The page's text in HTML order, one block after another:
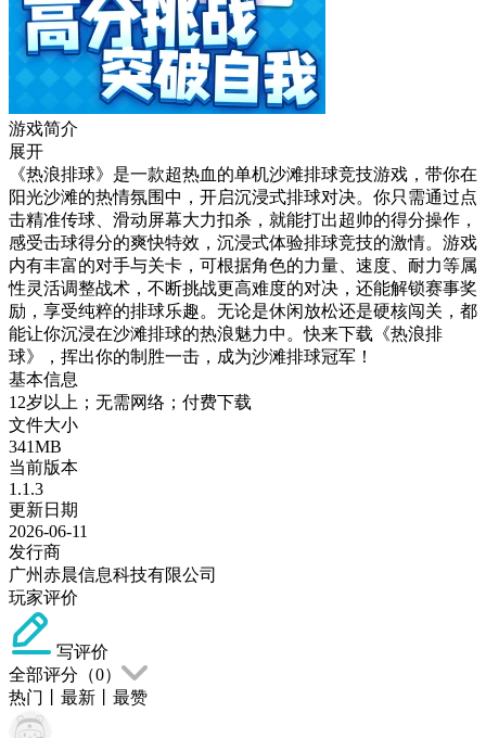
游戏简介
展开
《热浪排球》是一款超热血的单机沙滩排球竞技游戏，带你在
阳光沙滩的热情氛围中，开启沉浸式排球对决。你只需通过点
击精准传球、滑动屏幕大力扣杀，就能打出超帅的得分操作，
感受击球得分的爽快特效，沉浸式体验排球竞技的激情。游戏
内有丰富的对手与关卡，可根据角色的力量、速度、耐力等属
性灵活调整战术，不断挑战更高难度的对决，还能解锁赛事奖
励，享受纯粹的排球乐趣。无论是休闲放松还是硬核闯关，都
能让你沉浸在沙滩排球的热浪魅力中。快来下载《热浪排
球》，挥出你的制胜一击，成为沙滩排球冠军！
基本信息
12岁以上；无需网络；付费下载
文件大小
341MB
当前版本
1.1.3
更新日期
2026-06-11
发行商
广州赤晨信息科技有限公司
玩家评价
写评价
全部评分（0）
热门
最新 最赞